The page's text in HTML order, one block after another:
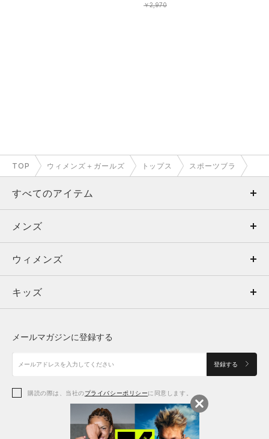
￥2,970
TOP ウィメンズ＋ガールズ トップス スポーツブラ
すべてのアイテム
メンズ
ウィメンズ
キッズ
アクセサリー
メンズ
トップス
ボトムス
アクセサリー
ウィメンズ
トップス
シューズ
アクセサリー
キッズ
シューズ
メールマガジンに登録する
登録する
購読の際は、当社のプライバシーポリシーに同意します。